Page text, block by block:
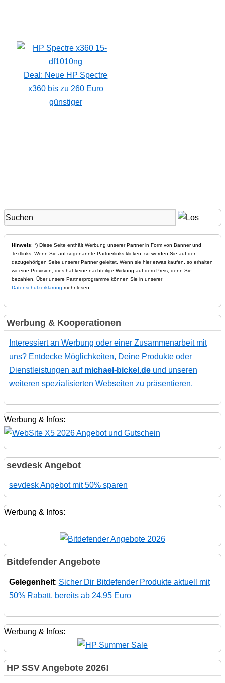
Deal: Neue HP Spectre
x360 bis zu 260 Euro
günstiger
Hinweis: *) Diese Seite enthält Werbung unserer Partner in Form von Banner und
Textlinks. Wenn Sie auf sogenannte Partnerlinks klicken, so werden Sie auf der
dazugehörigen Seite unserer Partner geleitet. Wenn sie hier etwas kaufen, so erhalten
wir eine Provision, dies hat keine nachteilige Wirkung auf dem Preis, denn Sie
bezahlen. Über unsere Partnerprogramme können Sie in unserer
Datenschutzerklärung mehr lesen.
Werbung & Kooperationen
Interessiert an Werbung oder einer Zusammenarbeit mit
uns? Entdecke Möglichkeiten, Deine Produkte oder
Dienstleistungen auf michael-bickel.deund unseren
weiteren spezialisierten Webseiten zu präsentieren.
Werbung & Infos:
sevdesk Angebot
sevdesk Angebot mit 50% sparen
Werbung & Infos:
Bitdefender Angebote
Gelegenheit: Sicher Dir Bitdefender Produkte aktuell mit
50% Rabatt, bereits ab 24,95 Euro
Werbung & Infos:
HP SSV Angebote 2026!